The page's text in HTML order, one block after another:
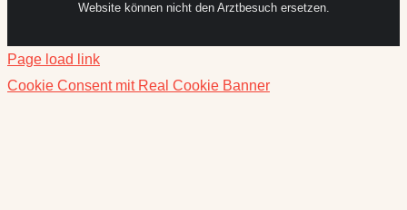
Website können nicht den Arztbesuch ersetzen.
Page load link
Cookie Consent mit Real Cookie Banner